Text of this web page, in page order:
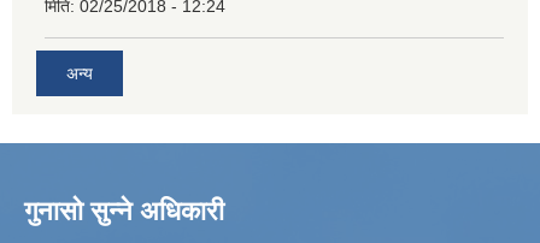
मिति: 02/25/2018 - 12:24
अन्य
गुनासो सुन्ने अधिकारी